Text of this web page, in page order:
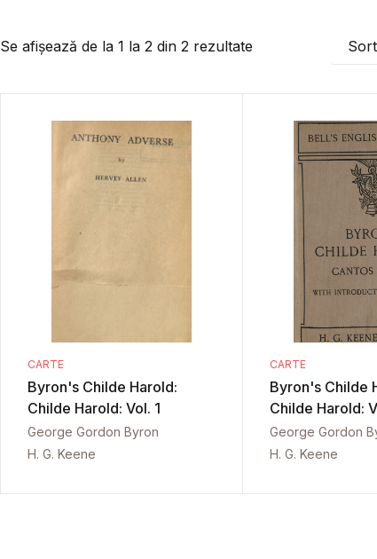
Se afișează de la 1 la 2din 2rezultate
CARTE
Byron's Childe Harold:
Childe Harold: Vol. 1
George Gordon Byron
H. G. Keene
CARTE
Byron's Childe
Childe Harold:
George Gordon
H. G. Keene